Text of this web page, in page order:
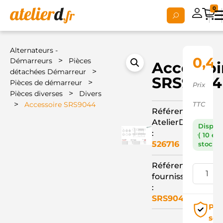
0
Alternateurs -
Démarreurs
>
Pièces
détachées Démarreur
>
Pièces de démarreur >
Pièces diverses > Divers
> Accessoire SRS9044
SRS9044
Référence
AtelierD
:
526716
Référence
fournisseur
:
SRS9044
0,42
Prix
TTC
( 10 en
stock )